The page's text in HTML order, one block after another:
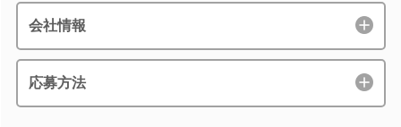
会社情報
応募方法